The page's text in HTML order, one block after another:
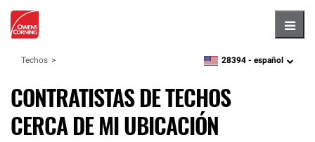
Techos zipcode,language
28394 - español
CONTRATISTAS DE TECHOS
CERCA DE MI UBICACIÓN